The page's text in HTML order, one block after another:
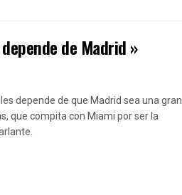
de Madrid »
depende de que Madrid sea una gran
que compita con Miami por ser la